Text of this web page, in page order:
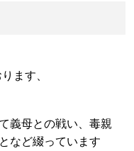
ます、
義母との戦い、毒親
など綴っています